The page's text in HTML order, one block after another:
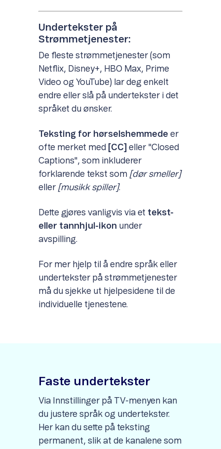
Undertekster på
Strømmetjenester:
De fleste strømmetjenester (som
Netflix, Disney+, HBO Max, Prime
Video og YouTube) lar deg enkelt
endre eller slå på undertekster i det
språket du ønsker.
Teksting for hørselshemmede er
ofte merket med
[CC]
eller "Closed
Captions", som inkluderer
forklarende tekst som [dør smeller]
eller [musikk spiller].
Dette gjøres vanligvis via et tekst-
eller tannhjul-ikon under
avspilling.
For mer hjelp til å endre språk eller
undertekster på strømmetjenester
må du sjekke ut hjelpesidene til de
individuelle tjenestene.
Faste undertekster
Via Innstillinger på TV-menyen kan
du justere språk og undertekster.
Her kan du sette på teksting
permanent, slik at de kanalene som